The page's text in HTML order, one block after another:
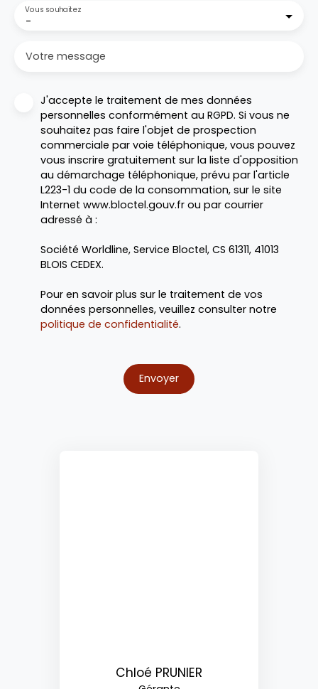
-
Vous souhaitez
Votre message
J'accepte le traitement de mes données
personnelles conformément au RGPD. Si vous ne
souhaitez pas faire l'objet de prospection
commerciale par voie téléphonique, vous pouvez
vous inscrire gratuitement sur la liste d'opposition
au démarchage téléphonique, prévu par l'article
L223-1 du code de la consommation, sur le site
Internet www.bloctel.gouv.fr ou par courrier
adressé à :
Société Worldline, Service Bloctel, CS 61311, 41013
BLOIS CEDEX.
Pour en savoir plus sur le traitement de vos
données personnelles, veuillez consulter notre
politique de confidentialité.
Envoyer
Chloé PRUNIER